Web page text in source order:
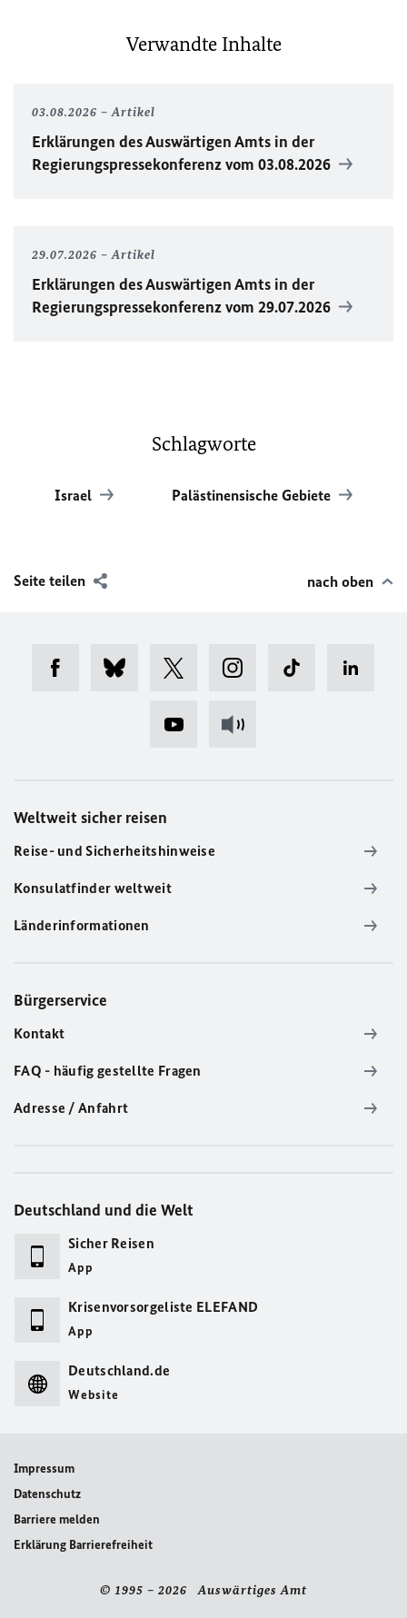
Verwandte Inhalte
03.08.2026 Artikel
Erklärungen des Auswärtigen Amts in der
Regierungspressekonferenz vom 03.08.2026
29.07.2026 Artikel
Erklärungen des Auswärtigen Amts in der
Regierungspressekonferenz vom 29.07.2026
Schlagworte
Israel Palästinensische Gebiete
Seite teilen nach oben
Weltweit sicher reisen
Reise- und Sicherheitshinweise
Konsulatfinder weltweit
Länderinformationen
Bürgerservice
Kontakt
FAQ - häufig gestellte Fragen
Adresse / Anfahrt
Deutschland und die Welt
Sicher Reisen
App
Krisenvorsorgeliste ELEFAND
App
Deutschland.de
Website
Impressum
Datenschutz
Barriere melden
Erklärung Barrierefreiheit
© 1995 – 2026 Auswärtiges Amt